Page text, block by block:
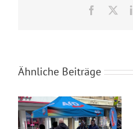
Facebook
Ähnliche Beiträge